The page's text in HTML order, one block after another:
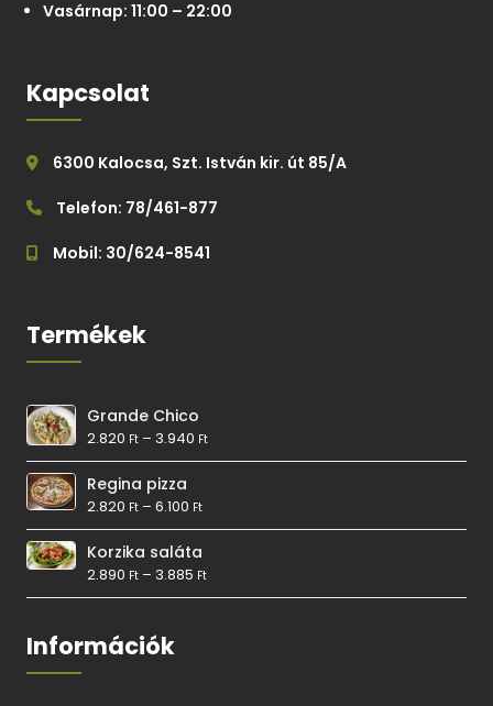
Vasárnap: 11:00 – 22:00
Kapcsolat
6300 Kalocsa, Szt. István kir. út 85/A
Telefon: 78/461-877
Mobil: 30/624-8541
Termékek
Grande Chico
2.820 Ft – 3.940 Ft
Regina pizza
2.820 Ft –6.100 Ft
Korzika saláta
2.890 Ft – 3.885 Ft
Információk